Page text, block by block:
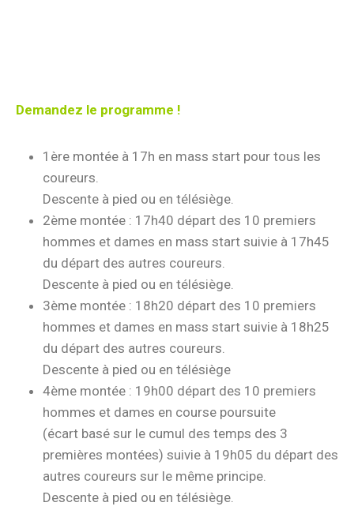
Demandez le programme !
1ère montée à 17h en mass start pour tous les
coureurs.
Descente à pied ou en télésiège.
2ème montée : 17h40 départ des 10 premiers
hommes et dames en mass start suivie à 17h45
du départ des autres coureurs.
Descente à pied ou en télésiège.
3ème montée : 18h20 départ des 10 premiers
hommes et dames en mass start suivie à 18h25
du départ des autres coureurs.
Descente à pied ou en télésiège
4ème montée : 19h00 départ des 10 premiers
hommes et dames en course poursuite
(écart basé sur le cumul des temps des 3
premières montées) suivie à 19h05 du départ des
autres coureurs sur le même principe.
Descente à pied ou en télésiège.